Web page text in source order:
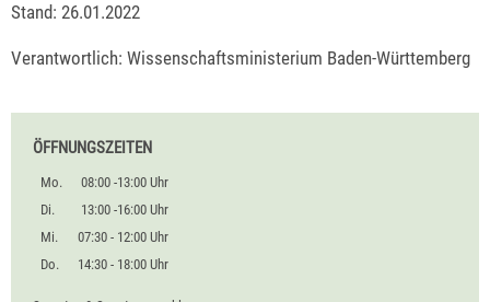
Stand: 26.01.2022
Verantwortlich: Wissenschaftsministerium Baden-Württemberg
ÖFFNUNGSZEITEN
Mo.
08:00 -13:00 Uhr
Di.
13:00 -16:00 Uhr
Mi.
07:30 - 12:00 Uhr
Do.
14:30 - 18:00 Uhr